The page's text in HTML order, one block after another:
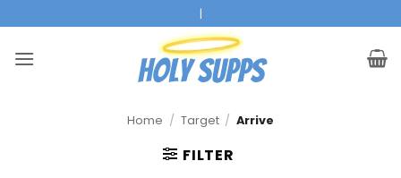
naar
inhoud
|
Home / Target / Arrive
FILTER